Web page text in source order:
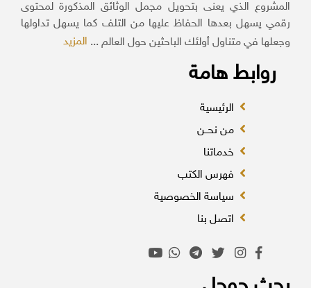
المشروع الذي يعنى بتحويل مجمل الوثائق المذكورة لمحتوى
رقمي يسهل بعدها الحفاظ عليها من التلف كما يسهل تداولها
وجعلها في متناول أولئك الباحثين حول العالم ...المزيد
روابط هامة
الرئيسية
من نحــن
خدماتنا
فهرس الكتب
سياسة الخصوصية
اتصل بنا